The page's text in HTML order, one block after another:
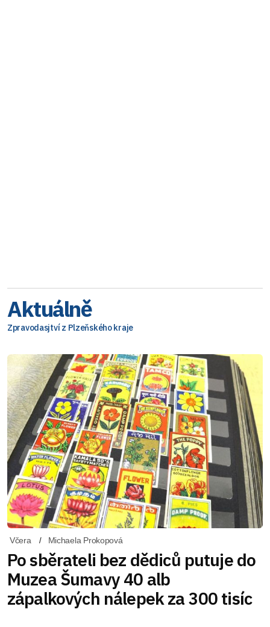
Aktuálně
Zpravodasjtví z Plzeňského kraje
Včera Michaela Prokopová
Po sběrateli bez dědiců putuje do
Muzea Šumavy 40 alb
zápalkových nálepek za 300 tisíc